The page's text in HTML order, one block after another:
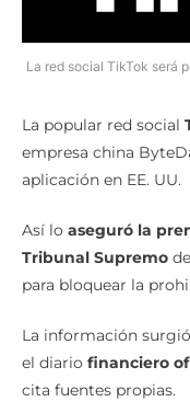
La red social TikTok será
La popular red social
empresa china
aplicación en EE. UU.
Así lo aseguró la
Tribunal Supremo
para bloquear la
La información
el diario financiero
cita fuentes propias.